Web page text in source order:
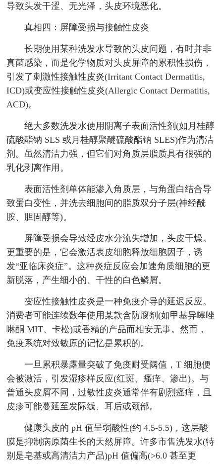
导致头发干涩、无光泽，头皮环境恶化。
真相四：屏障受损与接触性皮炎
长期使用某种洗发水导致的头皮问题，有时并非
真菌感染，而是化学物质对头皮屏障的累积性损伤，
引发了刺激性接触性皮炎(Irritant Contact Dermatitis,
ICD)或变应性接触性皮炎(Allergic Contact Dermatitis,
ACD)。
绝大多数洗发水使用阴离子表面活性剂(如月桂醇
硫酸酯钠 SLS 或月桂醇聚醚硫酸酯钠 SLES)作为清洁
剂。虽然清洁力强，但它们对角质层脂质具有很强的
乳化剥离作用。
表面活性剂单体能渗入角质层，与角蛋白结合导
致蛋白变性，并洗去细胞间的脂质双分子层(神经酰
胺、胆固醇等)。
屏障受损会导致经皮水分流失增加，头皮干燥。
更重要的是，它会激活表皮细胞释放细胞因子，诱
发“亚临床炎症”。这种炎症反应会加速角质细胞的更
新脱落，产生细小的、干性的白色鳞屑。
变应性接触性皮炎是一种免疫介导的延迟反应。
消费者可能连续数年使用某款含防腐剂(如甲基异噻唑
啉酮 MIT、卡松)或香精的产品而相安无事。然而，
免疫系统对致敏原的记忆是累积的。
一旦累积暴露量突破了免疫耐受阈值，T 细胞便
会被激活，引发湿疹样反应(红斑、瘙痒、渗出)。与
普通头皮屑不同，过敏性皮炎通常伴有剧烈瘙痒，且
皮疹可能蔓延至发际线、耳后或颈部。
健康头皮的 pH 值呈弱酸性(约 4.5-5.5)，这层酸
膜是抑制病原菌生长的天然屏障。许多市售洗发水(特
别是皂基或高清洁力产品)pH 值偏高(>6.0 甚至更